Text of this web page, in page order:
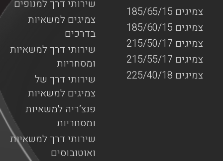
שירותי דרך למנופים
צמיגים למשאיות
בדרכים
שירותי דרך למשאיות
ומסחריות
שירותי דרך של
צמיגים למשאיות
פנצ’ריה למשאיות
ומסחריות
שירותי דרך למשאיות
ואוטובוסים
צמיגים 185/65/15
צמיגים 185/60/15
צמיגים 215/50/17
צמיגים 215/55/17
צמיגים 225/40/18